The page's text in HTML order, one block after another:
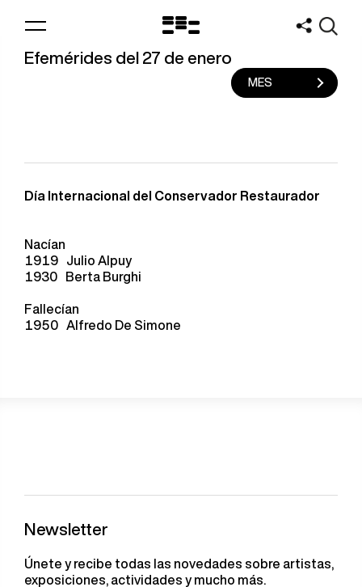
Logo
Efemérides del 27 de enero
MES
Día Internacional del Conservador Restaurador
Nacían
1919
Julio Alpuy
1930
Berta Burghi
Fallecían
1950
Alfredo De Simone
Newsletter
Únete y recibe todas las novedades sobre artistas,
exposiciones, actividades y mucho más.